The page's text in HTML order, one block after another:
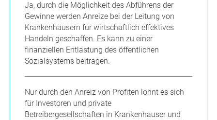
Ja, durch die Möglichkeit des Abführens der
Gewinne werden Anreize bei der Leitung von
Krankenhäusern für wirtschaftlich effektives
Handeln geschaffen. Es kann zu einer
finanziellen Entlastung des öffentlichen
Sozialsystems beitragen.
Nur durch den Anreiz von Profiten lohnt es sich
für Investoren und private
Betreibergesellschaften in Krankenhäuser und